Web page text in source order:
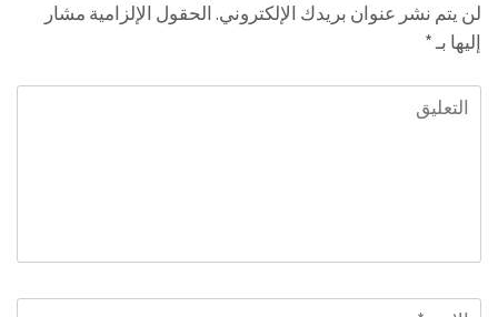
لن يتم نشر عنوان بريدك الإلكتروني. الحقول الإلزامية مشار
إليها بـ*
التعليق